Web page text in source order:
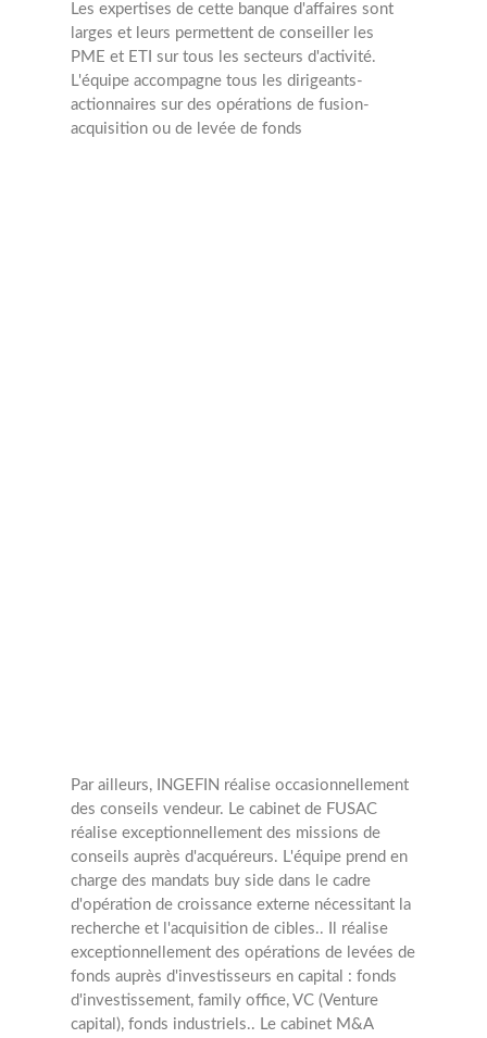
Les expertises de cette banque d'affaires sont
larges et leurs permettent de conseiller les
PME et ETI sur tous les secteurs d'activité.
L'équipe accompagne tous les dirigeants-
actionnaires sur des opérations de fusion-
acquisition ou de levée de fonds
Par ailleurs, INGEFIN réalise occasionnellement
des conseils vendeur. Le cabinet de FUSAC
réalise exceptionnellement des missions de
conseils auprès d'acquéreurs. L'équipe prend en
charge des mandats buy side dans le cadre
d'opération de croissance externe nécessitant la
recherche et l'acquisition de cibles..
Il réalise
exceptionnellement des opérations de levées de
fonds auprès d'investisseurs en capital : fonds
d'investissement, family office, VC (Venture
capital), fonds industriels.. Le cabinet M&A